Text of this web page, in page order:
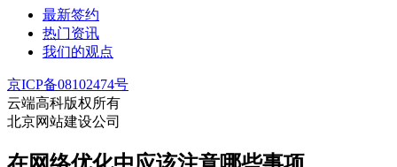
最新签约
热门资讯
我们的观点
京ICP备08102474号
云端高科版权所有
北京网站建设公司